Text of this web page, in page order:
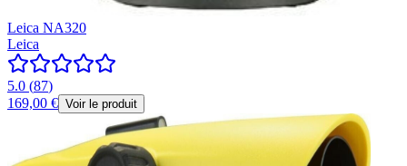
Leica NA320
Leica
5.0 (87)
169,00 € Voir le produit